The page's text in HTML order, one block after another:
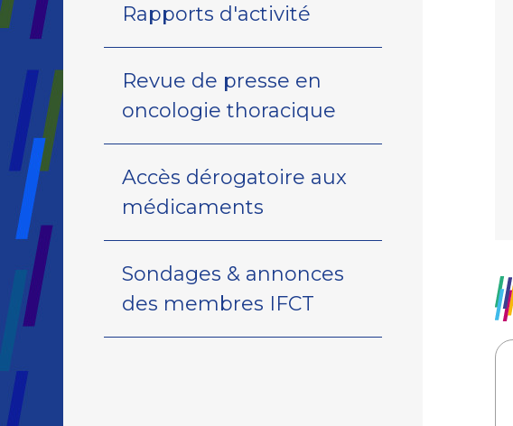
Rapports d'activité
Revue de presse en
oncologie thoracique
Accès dérogatoire aux
médicaments
Sondages & annonces
des membres IFCT